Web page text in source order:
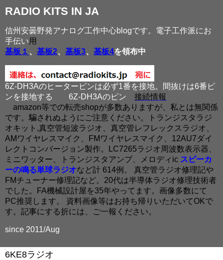
RADIO KITS IN JA
信州安曇野発アナログ工作中心blogです。電子工作派にお
手伝い用
基板１ 、 基板2、 基板3、 基板4を領布中
6Z-DH3Aのヒーターピンは必ず1番を接地。間抜けは6番ピ
ンを接地する
6Z-DH3Aのピン 接続情報
amazon等での転売shopが多数ありますが、私とは無関係
です。騙されぬようにご注意ください。トランジスタラジ
オキット,真空管短波ラジオ、真空管レフレックスラジオ、
AMワイヤレスマイク、FMワイヤレスマイク、12AU7ダイ
レクトコンバージョン製作。LC7265ラジオ周波数表示器、
ミニワッター、トランジスタアンプ、メロディic スピーカ
ーの鳴る単球ラジオなど計 614例。 真空管ラジオ修理記や
FMチューナー修理記など。20代は半導体ラジオ修理技術者
でした。FA機械設計屋を35年やってます。画像多数にて
PC推奨します。 資料画像等はお持ち帰りいただいてOKで
す。記事にする折には、ご一報ください。
since 2011/Aug
6KE8ラジオ